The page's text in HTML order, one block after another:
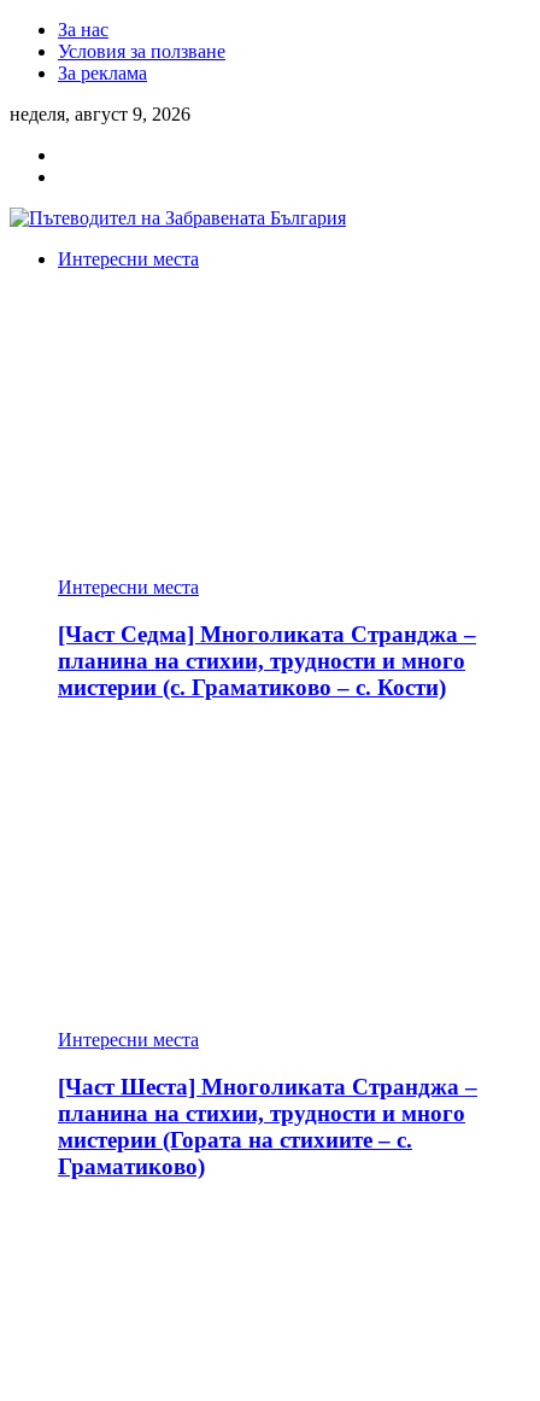
За нас
Условия за ползване
За реклама
неделя, август 9, 2026
Интересни места
Интересни места
[Част Седма] Многоликата Странджа –
планина на стихии, трудности и много
мистерии (с. Граматиково – с. Кости)
Интересни места
[Част Шеста] Многоликата Странджа –
планина на стихии, трудности и много
мистерии (Гората на стихиите – с.
Граматиково)